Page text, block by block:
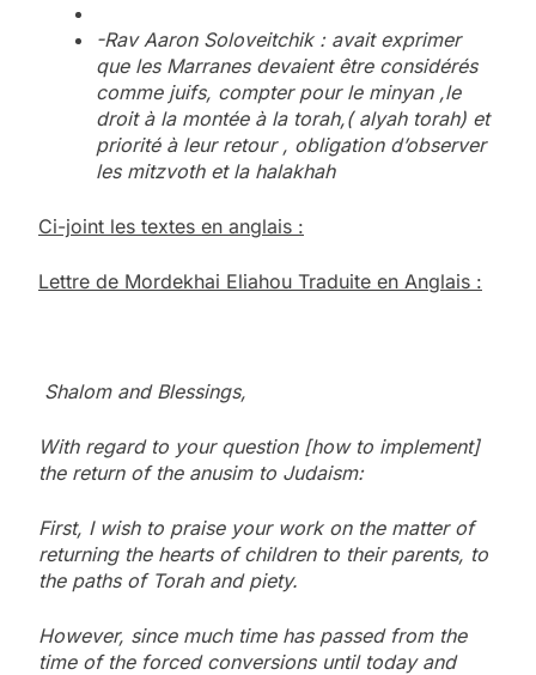
-Rav Aaron Soloveitchik : avait exprimer
que les Marranes devaient être considérés
comme juifs, compter pour le minyan ,le
droit à la montée à la torah,( alyah torah) et
priorité à leur retour , obligation d’observer
les mitzvoth et la halakhah
Ci-joint les textes en anglais :
Lettre de Mordekhai Eliahou Traduite en Anglais :
Shalom and Blessings,
With regard to your question [how to implement]
the return of the anusim to Judaism:
First, I wish to praise your work on the matter of
returning the hearts of children to their parents, to
the paths of Torah and piety.
However, since much time has passed from the
time of the forced conversions until today and